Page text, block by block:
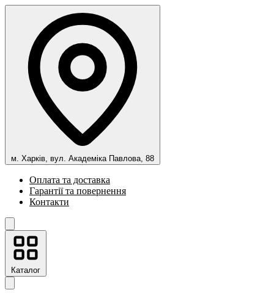
м. Харків, вул. Академіка Павлова, 88
Оплата та доставка
Гарантії та повернення
Контакти
Каталог